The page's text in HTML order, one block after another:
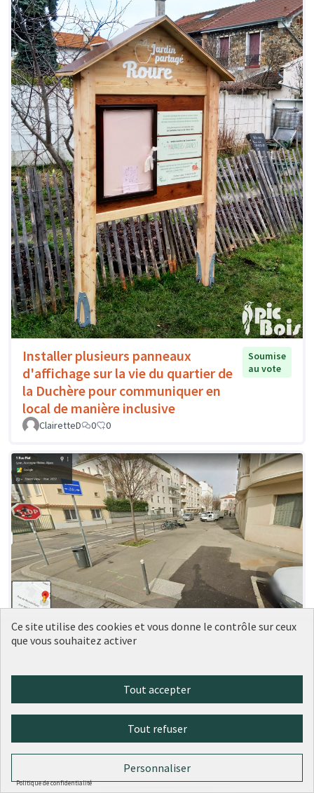
Installer plusieurs panneaux
d'affichage sur la vie du quartier de
la Duchère pour communiquer en
local de manière inclusive
Soumise
au vote
ClairetteD 0 0
Aménagement trottoir devant le 5
LM
1 0
Ce site utilise des cookies et vous donne le contrôle sur ceux
que vous souhaitez activer
Tout accepter
Tout refuser
Personnaliser
Politique de confidentialité